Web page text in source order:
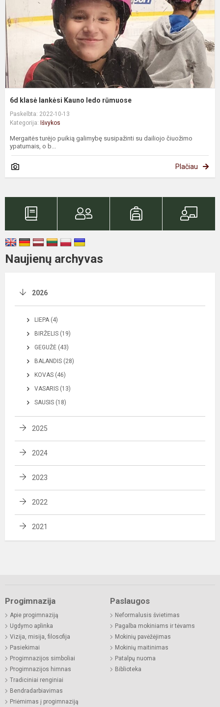
6d klasė lankėsi Kauno ledo rūmuose
Paskelbta: 2022-10-13
Kategorija: Išvykos
Mergaitės turėjo puikią galimybę susipažinti su dailiojo čiuožimo
ypatumais, o b...
Plačiau
Naujienų archyvas
2026
LIEPA (4)
BIRŽELIS (19)
GEGUŽĖ (43)
BALANDIS (28)
KOVAS (46)
VASARIS (13)
SAUSIS (18)
2025
2024
2023
2022
2021
Progimnazija
Apie progimnaziją
Ugdymo aplinka
Vizija, misija, filosofija
Pasiekimai
Progimnazijos simboliai
Progimnazijos himnas
Tradiciniai renginiai
Bendradarbiavimas
Priėmimas į progimnaziją
Paslaugos
Neformalusis švietimas
Pagalba mokiniams ir tėvams
Mokinių pavėžėjimas
Mokinių maitinimas
Patalpų nuoma
Biblioteka